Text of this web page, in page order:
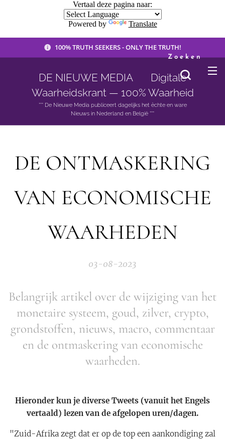
Vertaal deze pagina naar:
Powered by Translate
100% TRUTH SEEKERS - ONLY THE TRUTH!
DE NIEUWE MEDIA 🟣 Digitale
Waarheidskrant — 100% Waarheid
*** De Nieuwe Media publiceert dagelijks het èchte en ware
Nieuws in Nederland en België ***
Zoeken
DE ONTMASKERING
VAN ECONOMISCHE
WAARHEDEN
03-08-2023
Belangrijk artikel over de wijziging van het
monetaire systeem, goud, zilver, crypto,
grondstoffen, nieuws, macro, commentaar
en de ontmaskering van economische
waarheden.
Hieronder kun je diverse Tweets (vanuit het Engels
vertaald) lezen van de afgelopen uren/dagen.
"Zuid-Afrika zegt dat er op de top een aankondiging zal